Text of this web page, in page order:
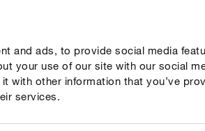
and ads, to provide social media
your use of our site with our social
with other information that you’ve
services.
Компанія